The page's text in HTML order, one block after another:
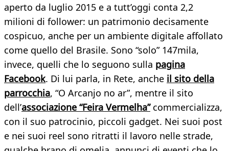
aperto da luglio 2015 e a tutt’oggi conta 2,2
milioni di follower: un patrimonio decisamente
cospicuo, anche per un ambiente digitale affollato
come quello del Brasile. Sono “solo” 147mila,
invece, quelli che lo seguono sulla pagina
Facebook. Di lui parla, in Rete, anche il sito della
parrocchia, “O Arcanjo no ar”, mentre il sito
dell’associazione “Feira Vermelha”commercializza,
con il suo patrocinio, piccoli gadget. Nei suoi post
e nei suoi reel sono ritratti il lavoro nelle strade,